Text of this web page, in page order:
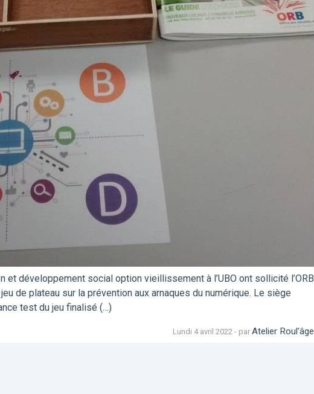
et développement social option vieillissement à l’UBO ont sollicité l’ORB
de plateau sur la prévention aux arnaques du numérique. Le siège
test du jeu finalisé (…)
Lundi 4 avril 2022 - par Atelier Roul’âge